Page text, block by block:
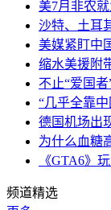
美7月非农
沙特、土耳
美媒紧盯中
缩水美援附
不止“爱国
“几乎全靠
德国机场出
为什么血糖
《GTA6》
频道精选